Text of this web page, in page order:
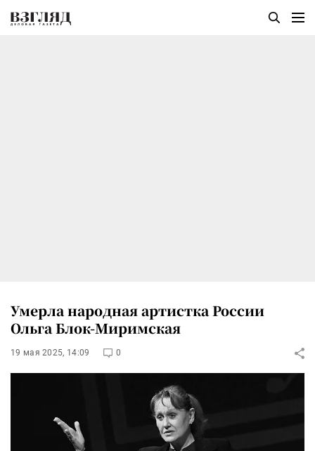
Умерла народная артистка России
Ольга Блок-Миримская
19 мая 2025, 14:09 0